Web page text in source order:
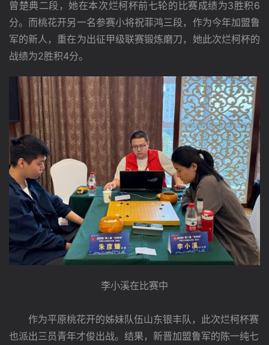
曾楚典二段，她在本次烂柯杯前七轮的比赛成绩为3胜积6
分。而桃花开另一名参赛小将祝菲鸿三段，作为今年加盟鲁
军的新人，重在为出征甲级联赛锻炼磨刀，她此次烂柯杯的
战绩为2胜积4分。
李小溪在比赛中
作为平原桃花开的姊妹队伍山东银丰队，此次烂柯杯赛
也派出三员青年才俊出战。结果，新晋加盟鲁军的陈一纯七